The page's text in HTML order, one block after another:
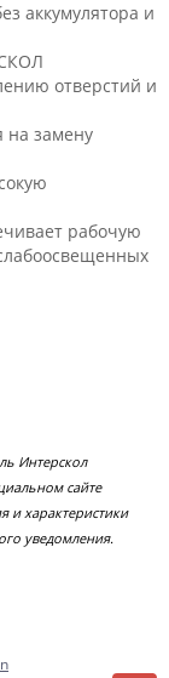
аккумулятора и
отверстий и
на замену
рабочую
Интерскол
сайте
и характеристики
уведомления.